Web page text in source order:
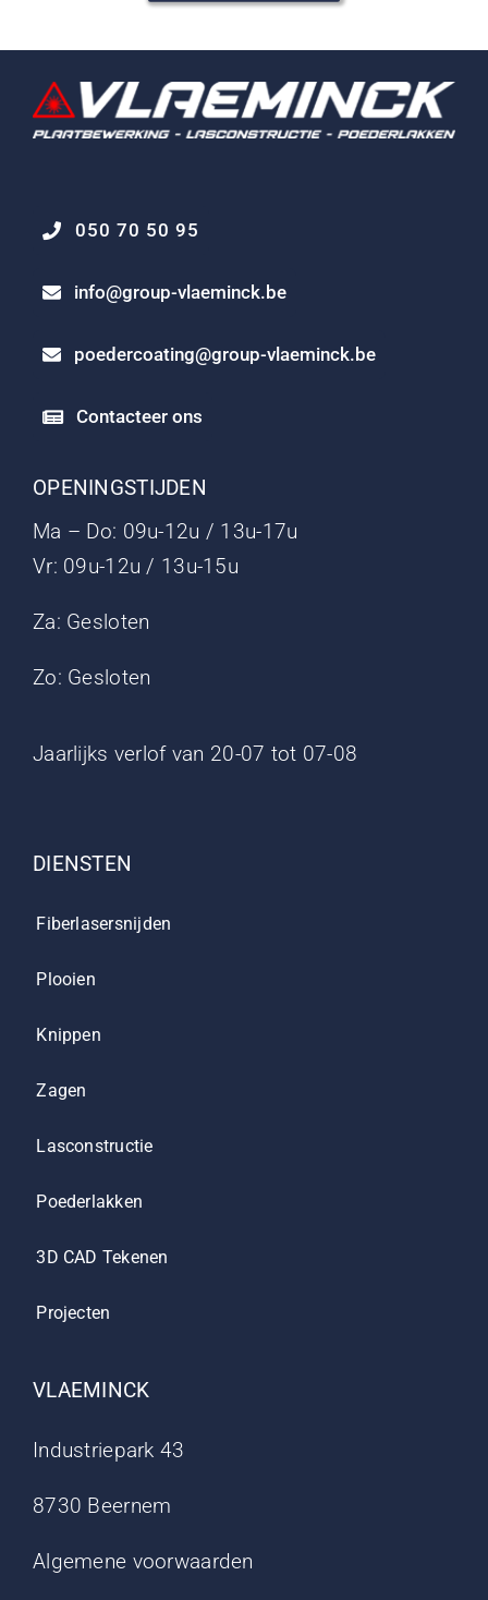
050 70 50 95
info@group-vlaeminck.be
poedercoating@group-vlaeminck.be
Contacteer ons
OPENINGSTIJDEN
Ma – Do: 09u-12u / 13u-17u
Vr: 09u-12u / 13u-15u
Za: Gesloten
Zo: Gesloten
Jaarlijks verlof van 20-07 tot 07-08
DIENSTEN
Fiberlasersnijden
Plooien
Knippen
Zagen
Lasconstructie
Poederlakken
3D CAD Tekenen
Projecten
VLAEMINCK
Industriepark 43
8730 Beernem
Algemene voorwaarden